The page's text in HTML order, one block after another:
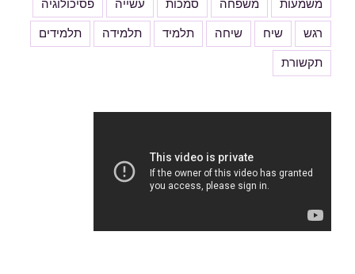
משמעות משפחה סמכות עשייה פסיכולוגיה
רגש שיח שיחה תלמיד תלמידה תלמידים
תקשורת